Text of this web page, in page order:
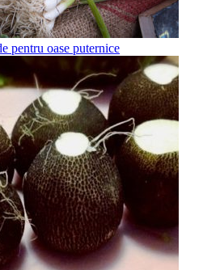
pentru oase puternice